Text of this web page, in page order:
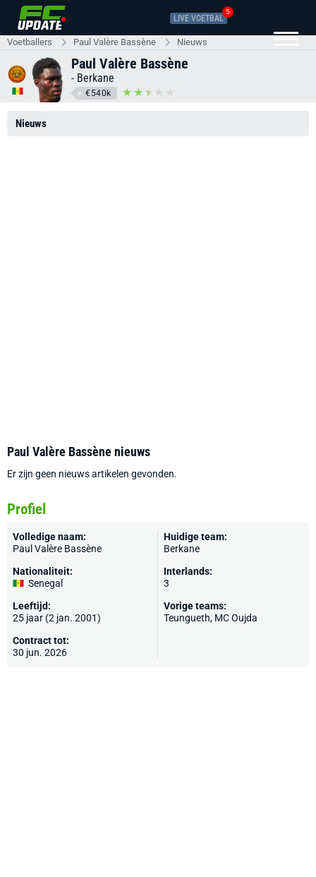
LIVE VOETBAL
5
Voetballers Paul Valère Bassène Nieuws
Paul Valère Bassène
- Berkane
€540k
Nieuws
Paul Valère Bassène nieuws
Er zijn geen nieuws artikelen gevonden.
Profiel
Volledige naam:
Paul Valère Bassène
Nationaliteit:
Senegal
Leeftijd:
25 jaar (2 jan. 2001)
Contract tot:
30 jun. 2026
Huidige team:
Berkane
Interlands:
3
Vorige teams:
Teungueth, MC Oujda